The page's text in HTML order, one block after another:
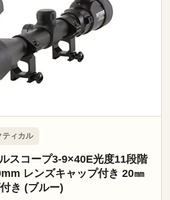
ティカル
スコープ3-9×40E光度11段階
レンズキャップ付き 20㎜
き (ブルー)